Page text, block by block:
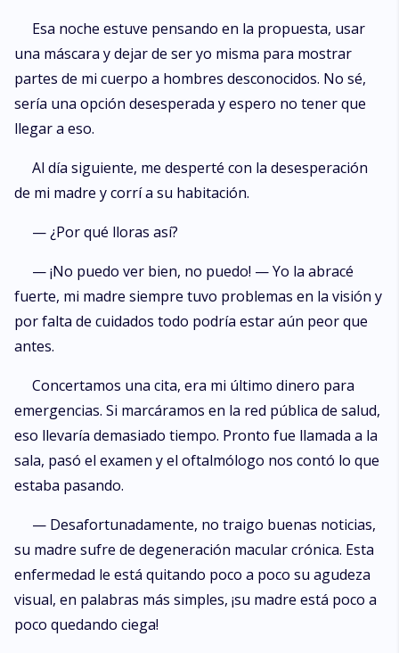
Esa noche estuve pensando en la propuesta, usar
una máscara y dejar de ser yo misma para mostrar
partes de mi cuerpo a hombres desconocidos. No sé,
sería una opción desesperada y espero no tener que
llegar a eso.
Al día siguiente, me desperté con la desesperación
de mi madre y corrí a su habitación.
— ¿Por qué lloras así?
— ¡No puedo ver bien, no puedo! — Yo la abracé
fuerte, mi madre siempre tuvo problemas en la visión y
por falta de cuidados todo podría estar aún peor que
antes.
Concertamos una cita, era mi último dinero para
emergencias. Si marcáramos en la red pública de salud,
eso llevaría demasiado tiempo. Pronto fue llamada a la
sala, pasó el examen y el oftalmólogo nos contó lo que
estaba pasando.
— Desafortunadamente, no traigo buenas noticias,
su madre sufre de degeneración macular crónica. Esta
enfermedad le está quitando poco a poco su agudeza
visual, en palabras más simples, ¡su madre está poco a
poco quedando ciega!